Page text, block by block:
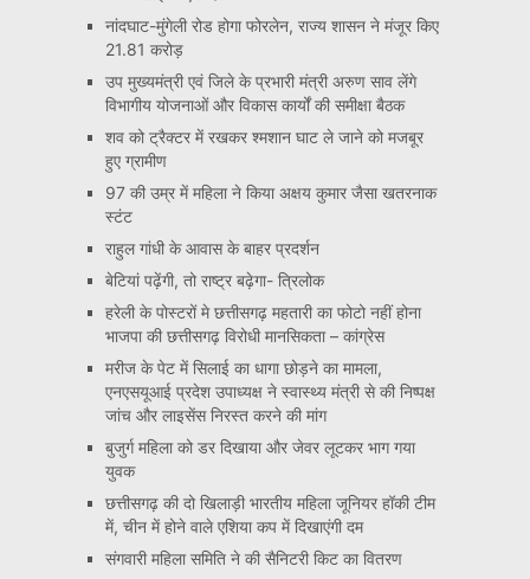
नांदघाट-मुंगेली रोड होगा फोरलेन, राज्य शासन ने मंजूर किए
21.81 करोड़
उप मुख्यमंत्री एवं जिले के प्रभारी मंत्री अरुण साव लेंगे
विभागीय योजनाओं और विकास कार्यों की समीक्षा बैठक
शव को ट्रैक्टर में रखकर श्मशान घाट ले जाने को मजबूर
हुए ग्रामीण
97 की उम्र में महिला ने किया अक्षय कुमार जैसा खतरनाक
स्टंट
राहुल गांधी के आवास के बाहर प्रदर्शन
बेटियां पढ़ेंगी, तो राष्ट्र बढ़ेगा- त्रिलोक
हरेली के पोस्टरों मे छत्तीसगढ़ महतारी का फोटो नहीं होना
भाजपा की छत्तीसगढ़ विरोधी मानसिकता – कांग्रेस
मरीज के पेट में सिलाई का धागा छोड़ने का मामला,
एनएसयूआई प्रदेश उपाध्यक्ष ने स्वास्थ्य मंत्री से की निष्पक्ष
जांच और लाइसेंस निरस्त करने की मांग
बुजुर्ग महिला को डर दिखाया और जेवर लूटकर भाग गया
युवक
छत्तीसगढ़ की दो खिलाड़ी भारतीय महिला जूनियर हॉकी टीम
में, चीन में होने वाले एशिया कप में दिखाएंगी दम
संगवारी महिला समिति ने की सैनिटरी किट का वितरण